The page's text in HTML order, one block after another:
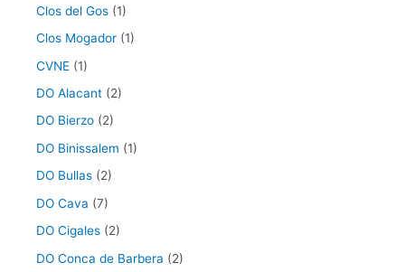
Clos del Gos (1)
Clos Mogador (1)
CVNE (1)
DO Alacant (2)
DO Bierzo (2)
DO Binissalem (1)
DO Bullas (2)
DO Cava (7)
DO Cigales (2)
DO Conca de Barbera (2)